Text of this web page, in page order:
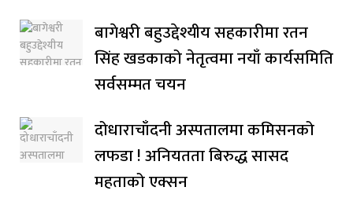
बागेश्वरी बहुउद्देश्यीय सहकारीमा रतन
सिंह खडकाको नेतृत्वमा नयाँ कार्यसमिति
सर्वसम्मत चयन
दोधाराचाँदनी अस्पतालमा कमिसनको
लफडा ! अनियतता बिरुद्ध सासद
महताको एक्सन